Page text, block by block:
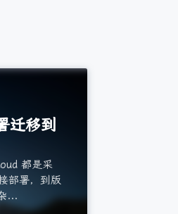
迁移到
都是采
部署，到版
...